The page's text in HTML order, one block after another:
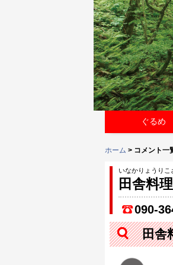
ぐるめ
ホーム > コメント一
いなかりょうりこ
田舎料
090-
田舎